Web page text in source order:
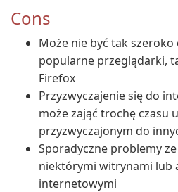
Cons
Może nie być tak szeroko
popularne przeglądarki,
Firefox
Przyzwyczajenie się do
może zająć trochę czasu
przyzwyczajonym do
Sporadyczne problemy
niektórymi witrynami lub
internetowymi